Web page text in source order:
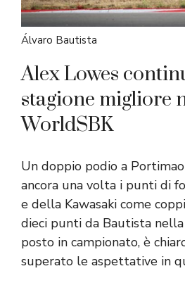
Álvaro Bautista
Alex Lowes
stagione migliore
WorldSBK
Un doppio podio a
ancora una volta i punti di
e della Kawasaki come
dieci punti da Bautista
posto in campionato, è
superato le aspettative in